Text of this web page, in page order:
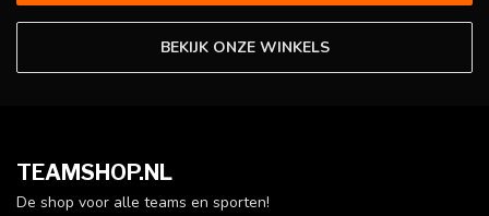
BEKIJK ONZE WINKELS
TEAMSHOP.NL
De shop voor alle teams en sporten!